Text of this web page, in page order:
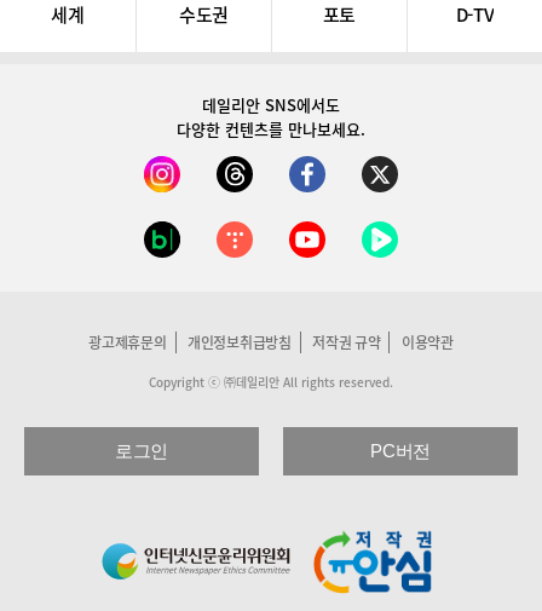
세계 수도권 포토 D-TV
데일리안 SNS에서도
다양한 컨텐츠를 만나보세요.
광고제휴문의 개인정보취급방침 저작권 규약 이용약관
Copyright ⓒ ㈜데일리안 All rights reserved.
로그인 PC버전